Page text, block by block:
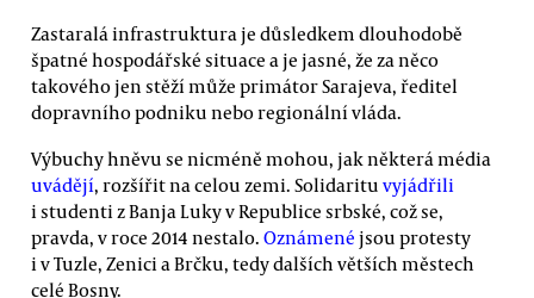
Zastaralá infrastruktura je důsledkem dlouhodobě
špatné hospodářské situace a je jasné, že za něco
takového jen stěží může primátor Sarajeva, ředitel
dopravního podniku nebo regionální vláda.
Výbuchy hněvu se nicméně mohou, jak některá média
uvádějí, rozšířit na celou zemi. Solidaritu vyjádřili
i studenti z Banja Luky v Republice srbské, což se,
pravda, v roce 2014 nestalo. Oznámené jsou protesty
i v Tuzle, Zenici a Brčku, tedy dalších větších městech
celé Bosny.